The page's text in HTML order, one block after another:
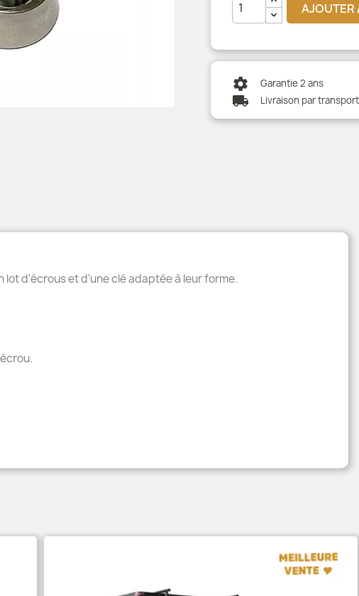
AJOUTER
settings Garantie 2 ans
local_shipping Livraison par
d'écrous et d'une clé adaptée à leur forme.